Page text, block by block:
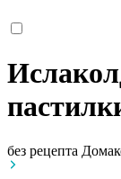
без рецепта